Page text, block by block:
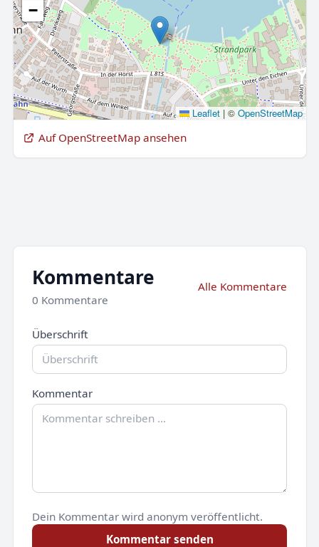
−
Leaflet |© OpenStreetMap
Auf OpenStreetMap ansehen
Kommentare
0 Kommentare
Alle Kommentare
Überschrift
Kommentar
Dein Kommentar wird anonym veröffentlicht.
Kommentar senden